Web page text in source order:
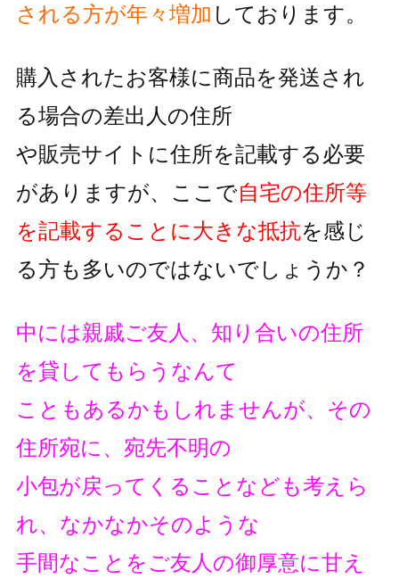
される方が年々増加 しております。
購入されたお客様に商品を発送され
る場合の差出人の住所
や販売サイトに住所を記載する必要
がありますが、 ここで自宅の住所等
を記載することに大きな抵抗を感じ
る方も多いのではないでしょうか？
中には親戚ご友人、知り合いの住所
を貸してもらうなんて
こともあるかもしれませんが、その
住所宛に、宛先不明の
小包が戻ってくることなども考えら
れ、なかなかそのような
手間なことをご友人の御厚意に甘え